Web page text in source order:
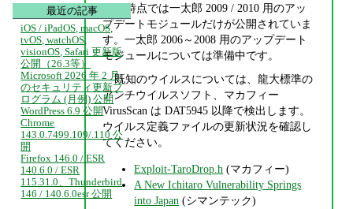
現時点では一太郎 2009 / 2010 用のアッ
プデートモジュールだけが公開されていま
す。一太郎 2006～2008 用のアップデート
モジュールについては準備中です。
既知のウイルスについては、龍大標準の
アンチウイルスソフト、マカフィー
VirusScan は DAT5945 以降で検出します。
ウイルス定義ファイルの更新状況を確認し
てください。
Exploit-TaroDrop.h (マカフィー)
A New Ichitaro Vulnerability Springs
into Japan (シマンテック)
最近の記事
iOS / iPadOS, macOS,
tvOS, watchOS,
visionOS, Safari 更新版
公開（26.3等）
Microsoft 2026 年 2 月
のセキュリティ更新プ
ログラム (月例) 公開
WordPress 6.9 公開
Chrome
143.0.7499.109/.110 公
開
Firefox 146.0 / ESR
140.6.0 / ESR
115.31.0、Thunderbird
146 / 140.6.0esr 公開